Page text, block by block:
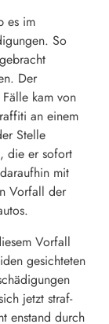
es im
So
Der
kam von
an einem
Stelle
die er sofort
mit
Vorfall der
Vorfall
gesichteten
jetzt straf-
enstand durch